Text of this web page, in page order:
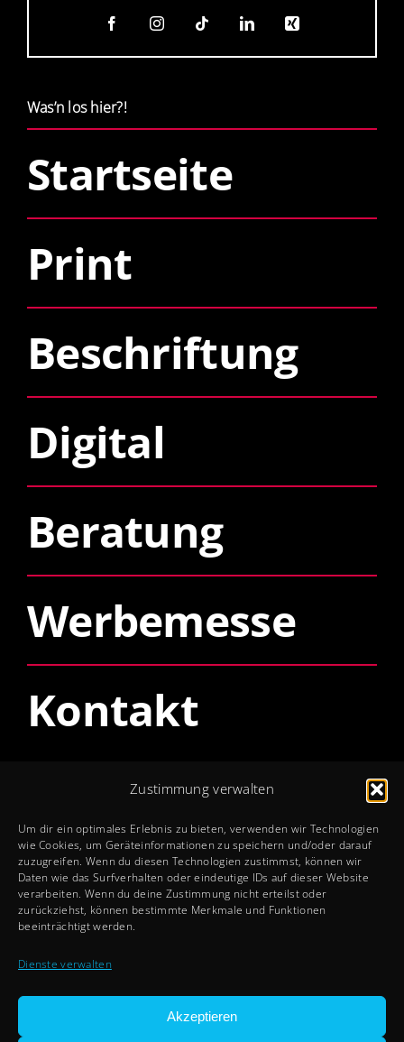
Zustimmung verwalten
Um dir ein optimales Erlebnis zu bieten, verwenden wir Technologien
wie Cookies, um Geräteinformationen zu speichern und/oder darauf
zuzugreifen. Wenn du diesen Technologien zustimmst, können wir
Daten wie das Surfverhalten oder eindeutige IDs auf dieser Website
verarbeiten. Wenn du deine Zustimmung nicht erteilst oder
zurückziehst, können bestimmte Merkmale und Funktionen
beeinträchtigt werden.
Dienste verwalten
Akzeptieren
Was’n los hier?!
Startseite
Print
Beschriftung
Digital
Beratung
Werbemesse
Kontakt
Fr: 8 – 12 + 13 – 15 Uhr
Sa + So: Geschlossen
Rechtliches